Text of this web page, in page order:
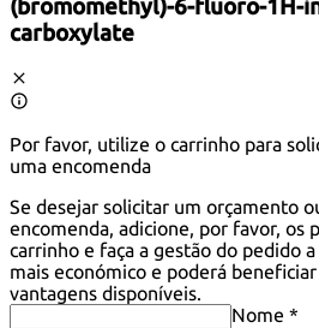
(bromomethyl)-6-fluoro-1H-
carboxylate
Por favor, utilize o carrinho para
uma encomenda
Se desejar solicitar um orçamento
encomenda, adicione, por favor, os
carrinho e faça a gestão do pedido
mais económico e poderá
vantagens disponíveis.
Nome *